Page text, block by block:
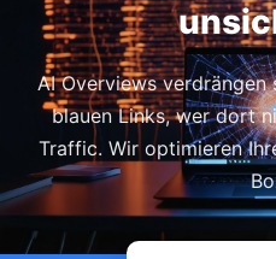
AI Overviews
blauen Links, wer dort
Traffic. Wir optimieren